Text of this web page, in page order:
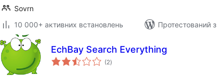
Sovrn
10 000+ активних встановлень
Протестований
EchBay Search Everything
(2загальний
рейтинг
)